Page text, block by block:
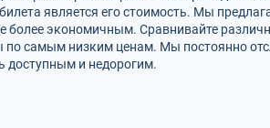
является его стоимость. Мы
экономичным. Сравнивайте
самым низким ценам. Мы постоянно
доступным и недорогим.